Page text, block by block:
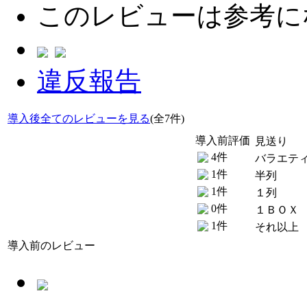
このレビューは参考
違反報告
導入後全てのレビューを見る(全7件)
導入前評価
4件
1件
1件
0件
1件
見送り
バラエテ
半列
１列
１ＢＯＸ
それ以上
導入前のレビュー